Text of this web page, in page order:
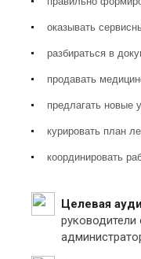
оказывать
разбираться в
продавать
предлагать новые
курировать план
координировать
Целевая